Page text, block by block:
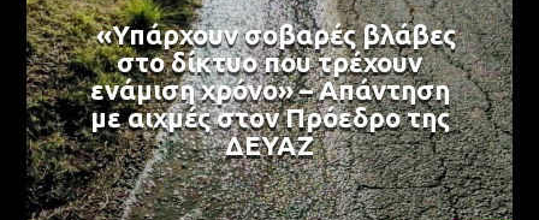
«Υπάρχουν σοβαρές βλάβες
στο δίκτυο που τρέχουν
ενάμιση χρόνο» – Απάντηση
με αιχμές στον Πρόεδρο της
ΔΕΥΑΖ